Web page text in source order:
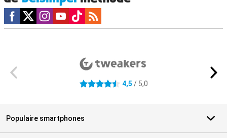
Social media
4.5 sterren 4,5 / 5,0
Populaire smartphones